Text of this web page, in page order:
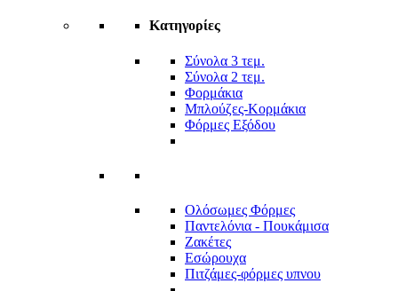
Κατηγορίες
Σύνολα 3 τεμ.
Σύνολα 2 τεμ.
Φορμάκια
Μπλούζες-Κορμάκια
Φόρμες Εξόδου
Ολόσωμες Φόρμες
Παντελόνια - Πουκάμισα
Ζακέτες
Εσώρουχα
Πιτζάμες-φόρμες υπνου